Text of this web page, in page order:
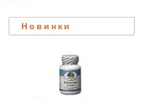
Новинки